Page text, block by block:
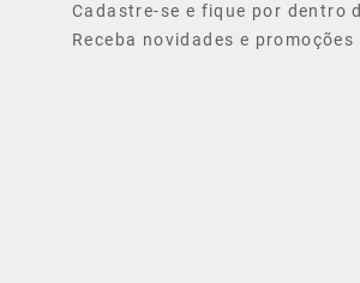
Cadastre-se e fique por dentro
Receba novidades e